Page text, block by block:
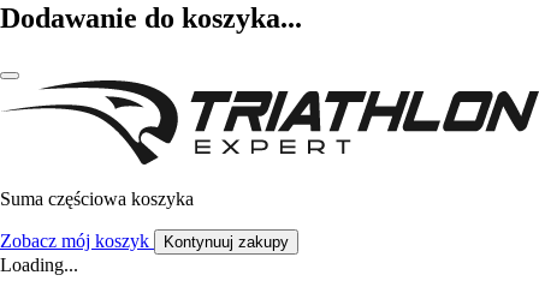
Dodawanie do koszyka...
Suma częściowa koszyka
Zobacz mój koszyk Kontynuuj zakupy
Loading...